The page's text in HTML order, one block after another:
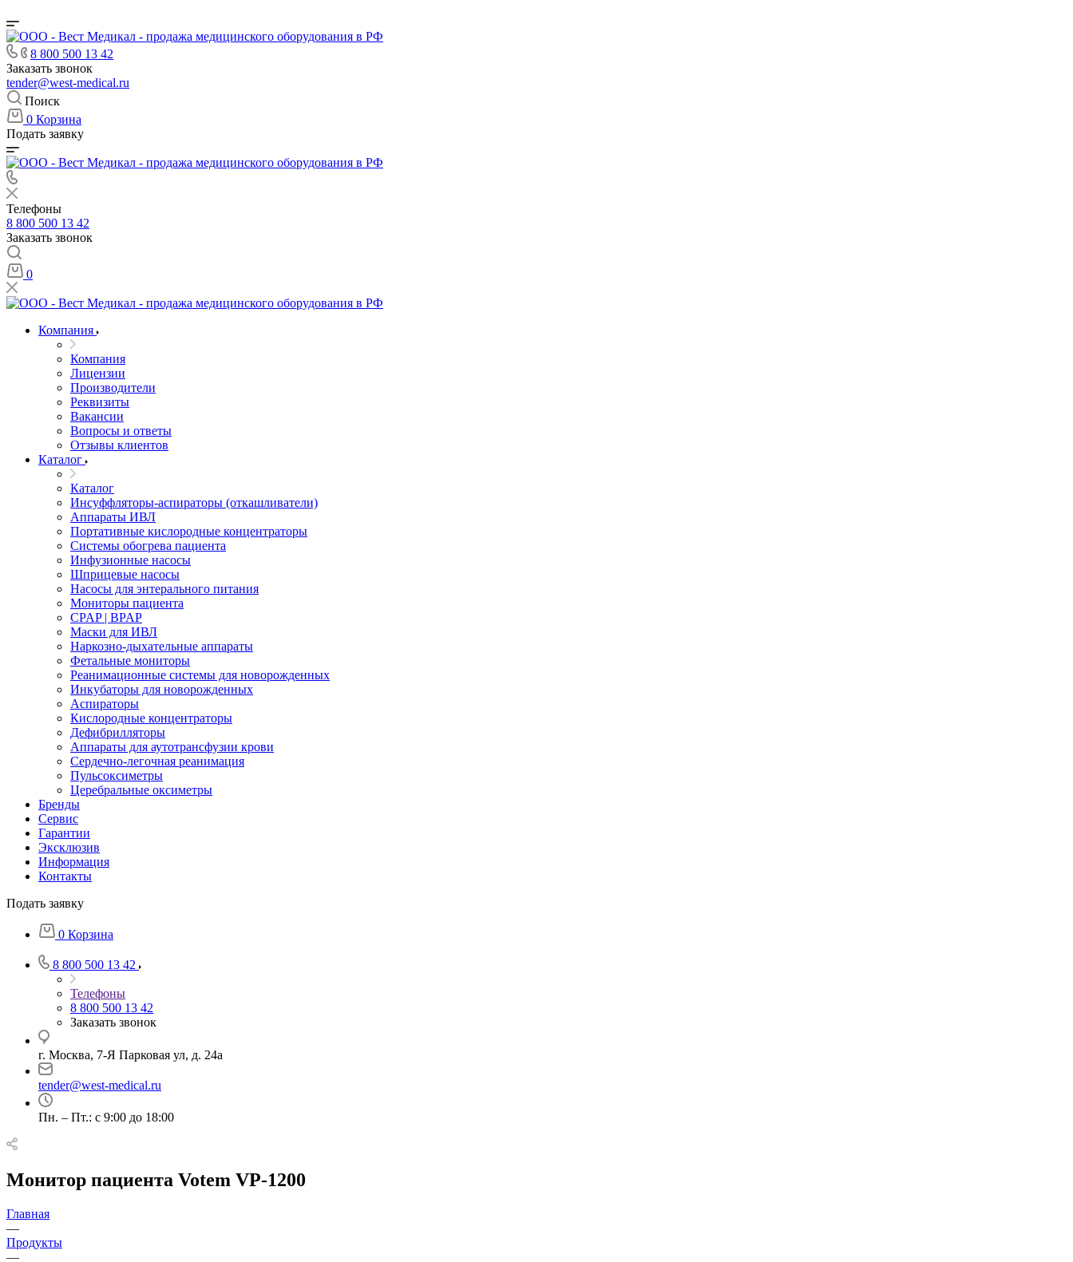
8 800 500 13 42
Заказать звонок
tender@west-medical.ru
Поиск
0 Корзина
Подать заявку
Телефоны
8 800 500 13 42
Заказать звонок
0
Компания
Компания
Лицензии
Производители
Реквизиты
Вакансии
Вопросы и ответы
Отзывы клиентов
Каталог
Каталог
Инсуффляторы-аспираторы (откашливатели)
Аппараты ИВЛ
Портативные кислородные концентраторы
Системы обогрева пациента
Инфузионные насосы
Шприцевые насосы
Насосы для энтерального питания
Мониторы пациента
CPAP | BPAP
Маски для ИВЛ
Наркозно-дыхательные аппараты
Фетальные мониторы
Реанимационные системы для новорожденных
Инкубаторы для новорожденных
Аспираторы
Кислородные концентраторы
Дефибрилляторы
Аппараты для аутотрансфузии крови
Сердечно-легочная реанимация
Пульсоксиметры
Церебральные оксиметры
Бренды
Сервис
Гарантии
Эксклюзив
Информация
Контакты
Подать заявку
0 Корзина
8 800 500 13 42
Телефоны
8 800 500 13 42
Заказать звонок
г. Москва, 7-Я Парковая ул, д. 24а
tender@west-medical.ru
Пн. – Пт.: с 9:00 до 18:00
Монитор пациента Votem VP-1200
Главная
—
Продукты
—